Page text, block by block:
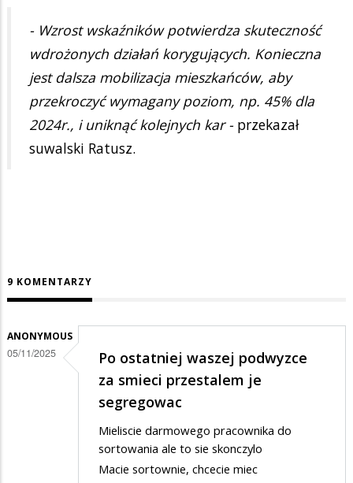
- Wzrost wskaźników potwierdza skuteczność
wdrożonych działań korygujących. Konieczna
jest dalsza mobilizacja mieszkańców, aby
przekroczyć wymagany poziom, np. 45% dla
2024r., i uniknąć kolejnych kar - przekazał
suwalski Ratusz.
9 KOMENTARZY
ANONYMOUS
05/11/2025
Po ostatniej waszej podwyzce
za smieci przestalem je
segregowac
Mieliscie darmowego pracownika do
sortowania ale to sie skonczylo
Macie sortownie, chcecie miec